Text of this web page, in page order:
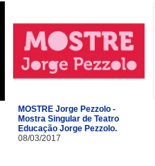
MOSTRE Jorge Pezzolo -
Mostra Singular de Teatro
Educação Jorge Pezzolo.
08/03/2017